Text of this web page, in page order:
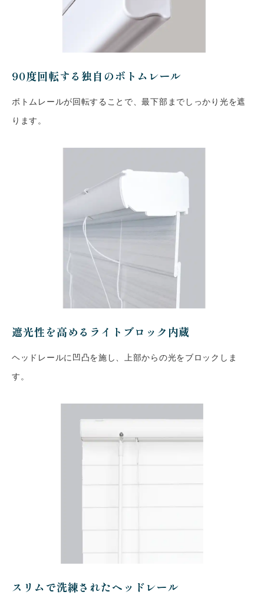
90度回転する独自のボトムレール
ボトムレールが回転することで、最下部までしっかり光を遮
ります。
遮光性を高めるライトブロック内蔵
ヘッドレールに凹凸を施し、上部からの光をブロックしま
す。
スリムで洗練されたヘッドレール